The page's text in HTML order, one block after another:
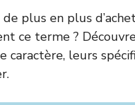
plus en plus
ce terme ?
caractère, leurs